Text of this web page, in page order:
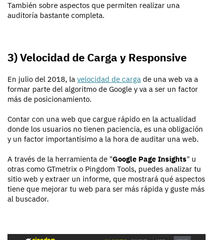
También sobre aspectos que permiten realizar una
auditoría bastante completa.
3) Velocidad de Carga y Responsive
En julio del 2018, la velocidad de carga de una web va a
formar parte del algoritmo de Google y va a ser un factor
más de posicionamiento.
Contar con una web que cargue rápido en la actualidad
donde los usuarios no tienen paciencia, es una obligación
y un factor importantísimo a la hora de auditar una web.
A través de la herramienta de "Google Page Insights" u
otras como GTmetrix o Pingdom Tools, puedes analizar tu
sitio web y extraer un informe, que mostrará qué aspectos
tiene que mejorar tu web para ser más rápida y guste más
al buscador.